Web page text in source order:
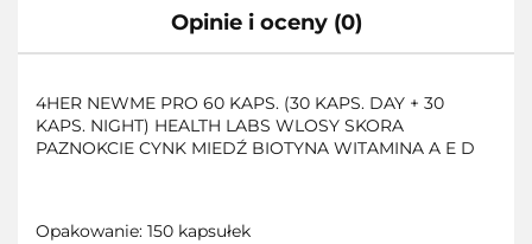
Opinie i oceny (0)
4HER NEWME PRO 60 KAPS. (30 KAPS. DAY + 30
KAPS. NIGHT) HEALTH LABS WLOSY SKORA
PAZNOKCIE CYNK MIEDŹ BIOTYNA WITAMINA A E D
Opakowanie: 150 kapsułek